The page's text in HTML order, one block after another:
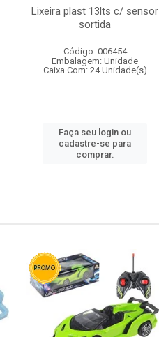
Lixeira plast 13lts c/ sensor
sortida
Código: 006454
Embalagem: Unidade
Caixa Com: 24 Unidade(s)
Faça seu login ou
cadastre-se para
comprar.